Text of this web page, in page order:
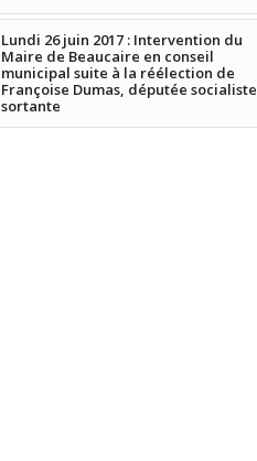
Lundi 26 juin 2017 : Intervention du
Maire de Beaucaire en conseil
municipal suite à la réélection de
Françoise Dumas, députée socialiste
sortante